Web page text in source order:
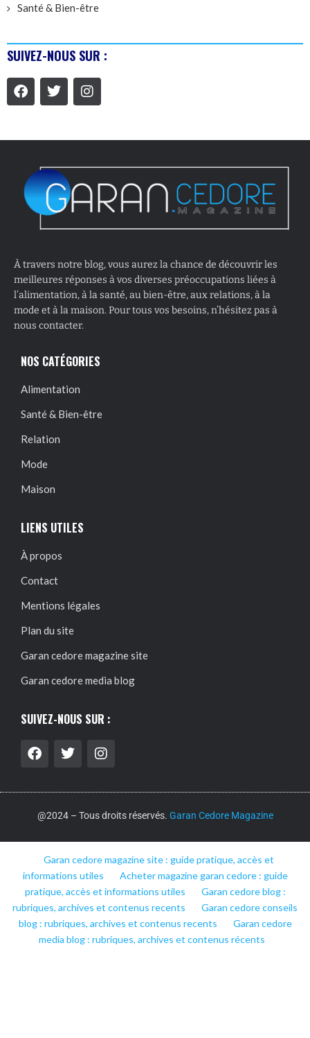
Santé & Bien-être
SUIVEZ-NOUS SUR :
À travers notre blog, vous aurez la chance de découvrir les
meilleures réponses à vos diverses préoccupations liées à
l’alimentation, à la santé, au bien-être, aux relations, à la
mode et à la maison. Pour tous vos besoins, n’hésitez pas à
nous contacter.
NOS CATÉGORIES
Alimentation
Santé & Bien-être
Relation
Mode
Maison
LIENS UTILES
À propos
Contact
Mentions légales
Plan du site
Garan cedore magazine site
Garan cedore media blog
SUIVEZ-NOUS SUR :
@2024 – Tous droits réservés. Garan Cedore Magazine
Garan cedore magazine site : guide pratique, accès et
informations utiles
Acheter magazine garan cedore : guide
pratique, accès et informations utiles
Garan cedore blog :
rubriques, archives et contenus recents
Garan cedore conseils
blog : rubriques, archives et contenus recents
Garan cedore
media blog : rubriques, archives et contenus récents